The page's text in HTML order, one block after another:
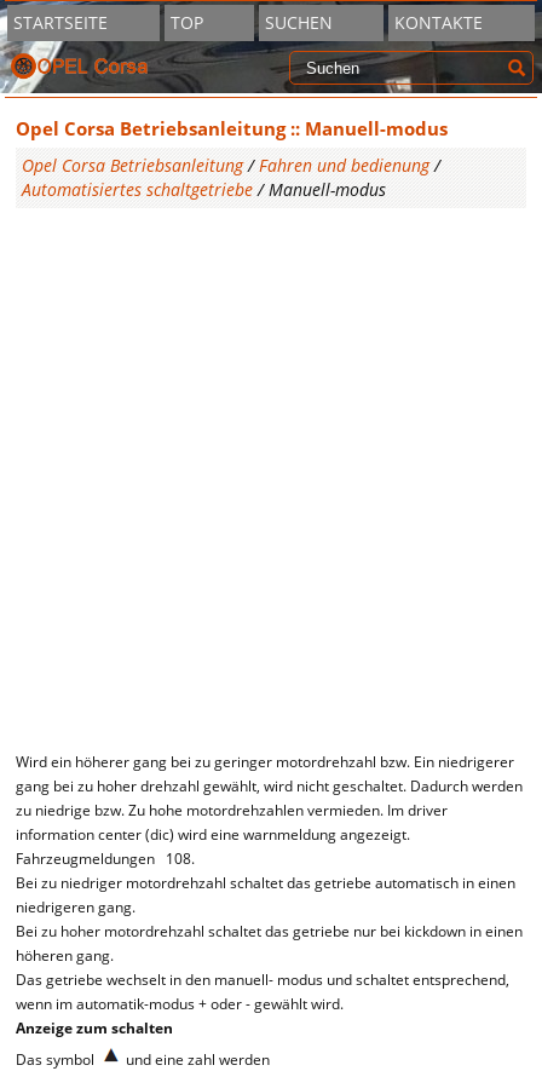
STARTSEITE TOP SUCHEN KONTAKTE
Opel Corsa Betriebsanleitung :: Manuell-modus
Opel Corsa Betriebsanleitung/Fahren und bedienung/
Automatisiertes schaltgetriebe / Manuell-modus
Wird ein höherer gang bei zu geringer motordrehzahl bzw. Ein niedrigerer
gang bei zu hoher drehzahl gewählt, wird nicht geschaltet. Dadurch werden
zu niedrige bzw. Zu hohe motordrehzahlen vermieden. Im driver
information center (dic) wird eine warnmeldung angezeigt.
Fahrzeugmeldungen 108.
Bei zu niedriger motordrehzahl schaltet das getriebe automatisch in einen
niedrigeren gang.
Bei zu hoher motordrehzahl schaltet das getriebe nur bei kickdown in einen
höheren gang.
Das getriebe wechselt in den manuell- modus und schaltet entsprechend,
wenn im automatik-modus + oder - gewählt wird.
Anzeige zum schalten
Das symbol
und eine zahl werden